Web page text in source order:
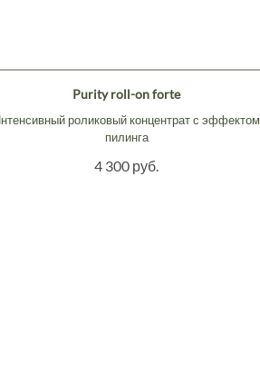
Purity roll-on forte
роликовый концентрат с эффектом
пилинга
4 300 руб.